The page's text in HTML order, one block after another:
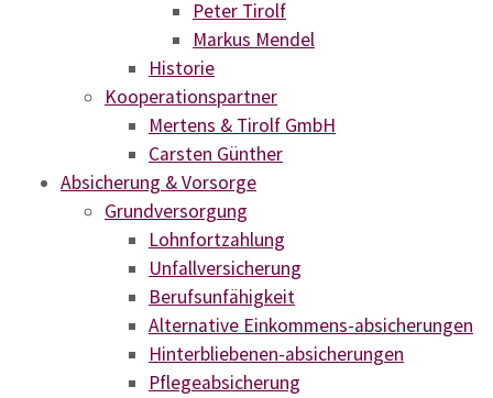
Sachversicherungen
Firmenkonzept
PST - Servicekonzept
Notfallplanung
Sonstige Dienstleistungen
Vergleichsrechner
Peter Tirolf
Markus Mendel
Historie
Kooperationspartner
Mertens & Tirolf GmbH
Carsten Günther
Absicherung & Vorsorge
Grundversorgung
Lohnfortzahlung
Unfallversicherung
Berufsunfähigkeit
Alternative Einkommens-absicherungen
Hinterbliebenen-absicherungen
Pflegeabsicherung